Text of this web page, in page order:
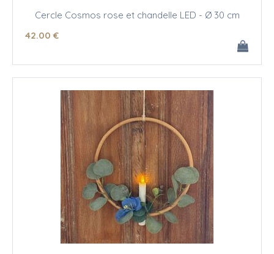
Cercle Cosmos rose et chandelle LED - Ø 30 cm
42.00 €